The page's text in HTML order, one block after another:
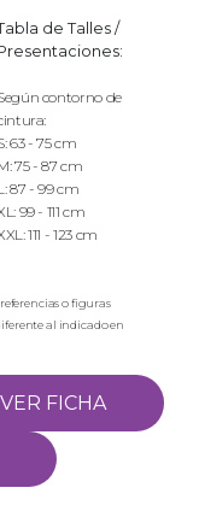
de Talles /
contorno de
63 - 75 cm
75 - 87 cm
87 - 99 cm
99 - 111 cm
111 - 123 cm
o figuras
al indicado en
VER FICHA